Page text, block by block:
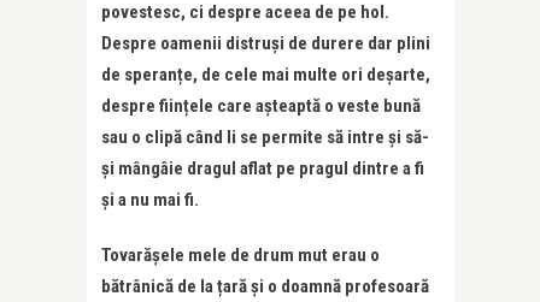
povestesc, ci despre aceea de pe hol.
Despre oamenii distruși de durere dar plini
de speranțe, de cele mai multe ori deșarte,
despre ființele care așteaptă o veste bună
sau o clipă când li se permite să intre și să-
și mângâie dragul aflat pe pragul dintre a fi
și a nu mai fi.
Tovarășele mele de drum mut erau o
bătrânică de la țară și o doamnă profesoară